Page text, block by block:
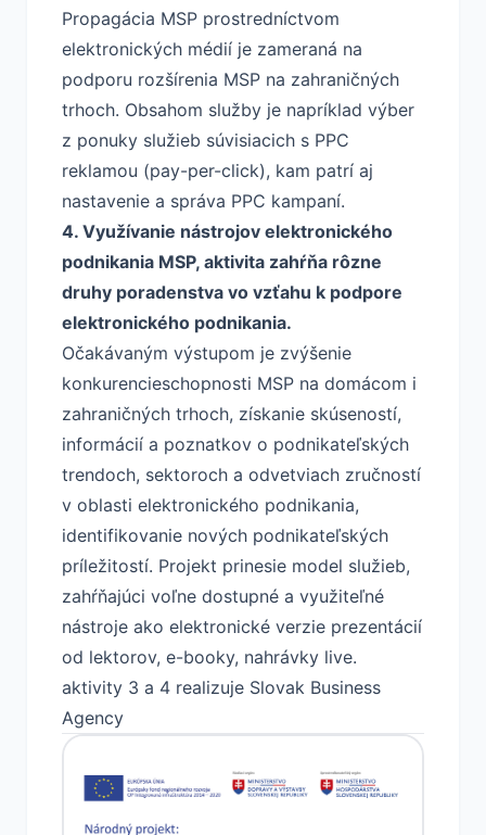
Propagácia MSP prostredníctvom
elektronických médií je zameraná na
podporu rozšírenia MSP na zahraničných
trhoch. Obsahom služby je napríklad výber
z ponuky služieb súvisiacich s PPC
reklamou (pay-per-click), kam patrí aj
nastavenie a správa PPC kampaní.
4. Využívanie nástrojov elektronického
podnikania MSP, aktivita zahŕňa rôzne
druhy poradenstva vo vzťahu k podpore
elektronického podnikania.
Očakávaným výstupom je zvýšenie
konkurencieschopnosti MSP na domácom i
zahraničných trhoch, získanie skúseností,
informácií a poznatkov o podnikateľských
trendoch, sektoroch a odvetviach zručností
v oblasti elektronického podnikania,
identifikovanie nových podnikateľských
príležitostí. Projekt prinesie model služieb,
zahŕňajúci voľne dostupné a využiteľné
nástroje ako elektronické verzie prezentácií
od lektorov, e-booky, nahrávky live.
aktivity 3 a 4 realizuje Slovak Business
Agency